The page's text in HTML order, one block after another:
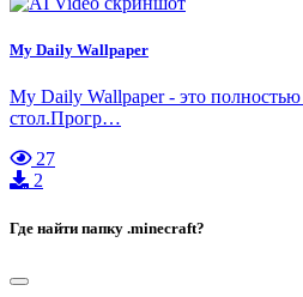
My Daily Wallpaper
My Daily Wallpaper - это полностью
стол.Прогр…
27
2
Где найти папку .minecraft?